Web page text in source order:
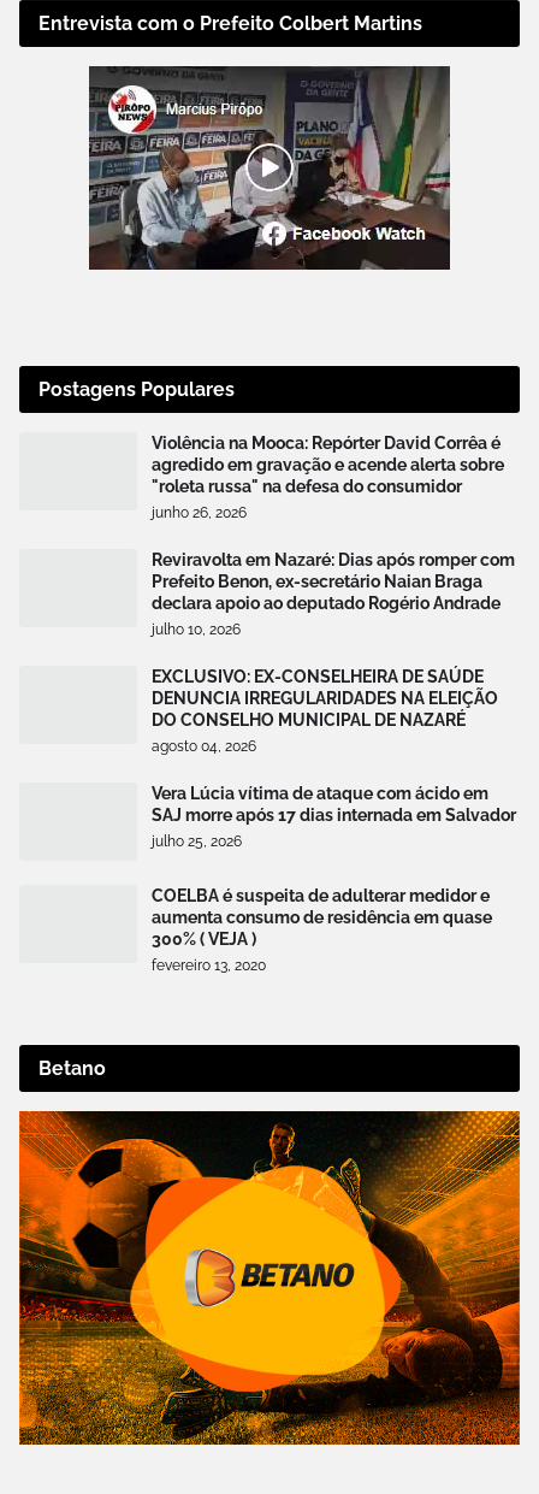
Entrevista com o Prefeito Colbert Martins
Postagens Populares
Violência na Mooca: Repórter David Corrêa é
agredido em gravação e acende alerta sobre
"roleta russa" na defesa do consumidor
junho 26, 2026
Reviravolta em Nazaré: Dias após romper com
Prefeito Benon, ex-secretário Naian Braga
declara apoio ao deputado Rogério Andrade
julho 10, 2026
EXCLUSIVO: EX-CONSELHEIRA DE SAÚDE
DENUNCIA IRREGULARIDADES NA ELEIÇÃO
DO CONSELHO MUNICIPAL DE NAZARÉ
agosto 04, 2026
Vera Lúcia vítima de ataque com ácido em
SAJ morre após 17 dias internada em Salvador
julho 25, 2026
COELBA é suspeita de adulterar medidor e
aumenta consumo de residência em quase
300% ( VEJA )
fevereiro 13, 2020
Betano